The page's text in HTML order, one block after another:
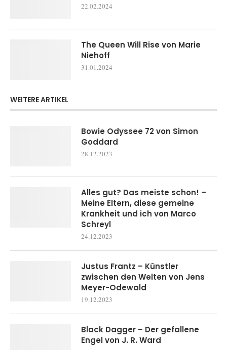
22.02.2024
The Queen Will Rise von Marie
Niehoff
31.01.2024
WEITERE ARTIKEL
Bowie Odyssee 72 von Simon
Goddard
28.12.2023
Alles gut? Das meiste schon! –
Meine Eltern, diese gemeine
Krankheit und ich von Marco
Schreyl
24.12.2023
Justus Frantz – Künstler
zwischen den Welten von Jens
Meyer-Odewald
19.12.2023
Black Dagger – Der gefallene
Engel von J. R. Ward